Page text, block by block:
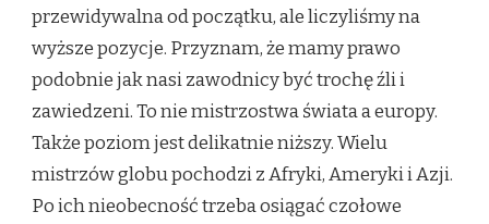
przewidywalna od początku, ale liczyliśmy na
wyższe pozycje. Przyznam, że mamy prawo
podobnie jak nasi zawodnicy być trochę źli i
zawiedzeni. To nie mistrzostwa świata a europy.
Także poziom jest delikatnie niższy. Wielu
mistrzów globu pochodzi z Afryki, Ameryki i Azji.
Po ich nieobecność trzeba osiągać czołowe